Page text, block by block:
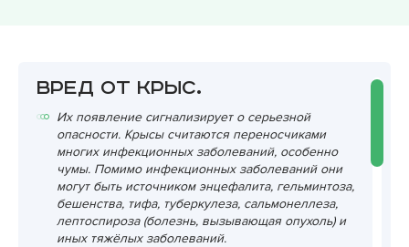
Вред от крыс.
Их появление сигнализирует о серьезной
опасности. Крысы считаются переносчиками
многих инфекционных заболеваний, особенно
чумы. Помимо инфекционных заболеваний они
могут быть источником энцефалита, гельминтоза,
бешенства, тифа, туберкулеза, сальмонеллеза,
лептоспироза (болезнь, вызывающая опухоль) и
иных тяжёлых заболеваний.